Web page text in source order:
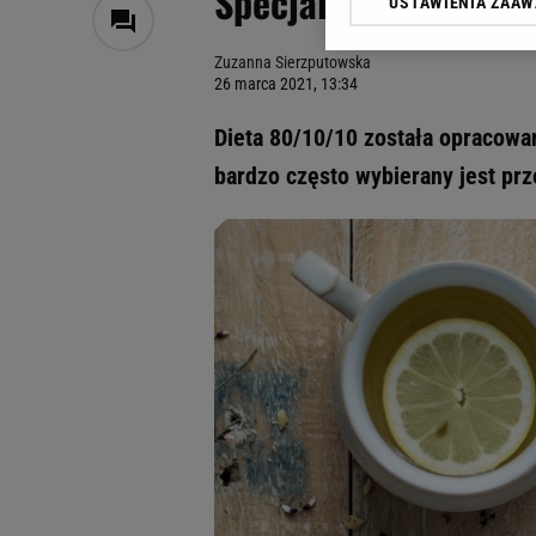
Zuzanna Sierzputowska
26 marca 2021, 13:34
Dieta 80/10/10 została
bardzo często wybierany jest
Klikając „Akceptuję”
dotyczące plików
odnośnik „Ustawienia
My, nasi Zaufani
Użycie dokładnych
Przechowywanie
badnie odbiorców i